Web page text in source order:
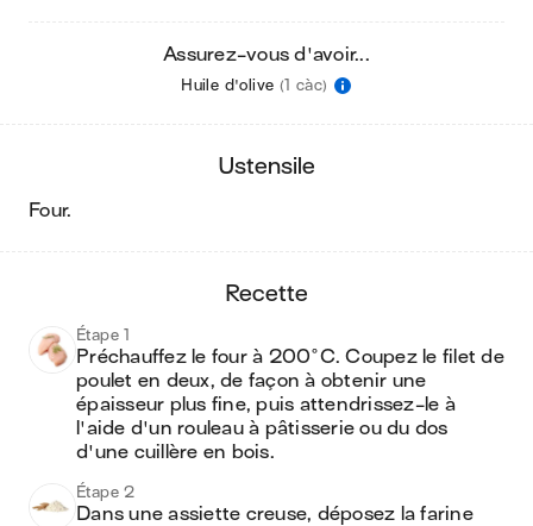
Assurez-vous d'avoir...
Huile d'olive (1 càc)
ustensile
four.
recette
Étape 1
Préchauffez le four à 200°C. Coupez le filet de
poulet en deux, de façon à obtenir une
épaisseur plus fine, puis attendrissez-le à
l'aide d'un rouleau à pâtisserie ou du dos
d'une cuillère en bois.
Étape 2
Dans une assiette creuse, déposez la farine